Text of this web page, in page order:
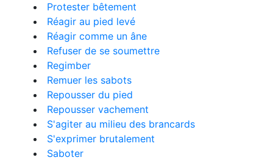
Protester bêtement
Réagir au pied levé
Réagir comme un âne
Refuser de se soumettre
Regimber
Remuer les sabots
Repousser du pied
Repousser vachement
S'agiter au milieu des brancards
S'exprimer brutalement
Saboter